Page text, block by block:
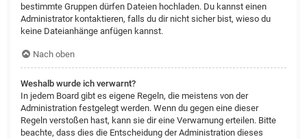
bestimmte Gruppen dürfen Dateien hochladen. Du kannst einen
Administrator kontaktieren, falls du dir nicht sicher bist, wieso du
keine Dateianhänge anfügen kannst.
Nach oben
Weshalb wurde ich verwarnt?
In jedem Board gibt es eigene Regeln, die meistens von der
Administration festgelegt werden. Wenn du gegen eine dieser
Regeln verstoßen hast, kann sie dir eine Verwarnung erteilen. Bitte
beachte, dass dies die Entscheidung der Administration dieses